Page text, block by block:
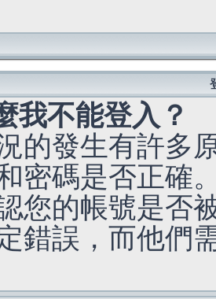
我不能登入？
的發生有許多
密碼是否正確
您的帳號是否
錯誤，而他們